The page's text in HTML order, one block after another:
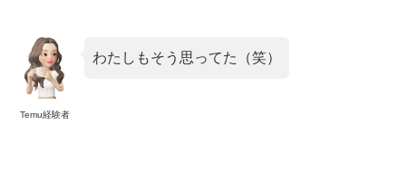
Temu経験者
わたしもそう思ってた（笑）